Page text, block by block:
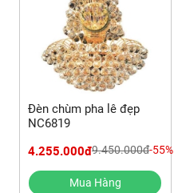
Đèn chùm pha lê đẹp
NC6819
4.255.000đ9.450.000đ-55%
Mua Hàng